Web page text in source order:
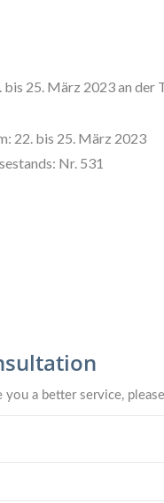
25. März 2023 an der
22. bis 25. März 2023
Nr. 531